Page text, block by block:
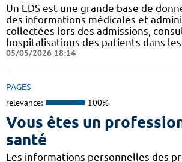
Un EDS est une grande base de
des informations médicales et
collectées lors des admissions,
hospitalisations des patients dans
05/05/2026 18:14
PAGES
relevance: 100%
Vous êtes un
santé
Les informations personnelles des